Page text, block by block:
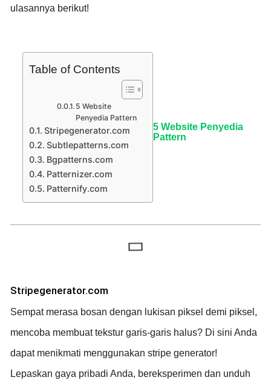
ulasannya berikut!
Table of Contents
5 Website
Penyedia Pattern
Stripegenerator.com
Subtlepatterns.com
Bgpatterns.com
Patternizer.com
Patternify.com
5 Website Penyedia
Pattern
Stripegenerator.com
Sempat merasa bosan dengan lukisan piksel demi piksel,
mencoba membuat tekstur garis-garis halus? Di sini Anda
dapat menikmati menggunakan stripe generator!
Lepaskan gaya pribadi Anda, bereksperimen dan unduh